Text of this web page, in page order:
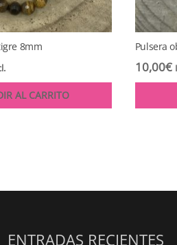
8mm
AL CARRITO
Pulsera
10,00€
ENTRADAS RECIENTES